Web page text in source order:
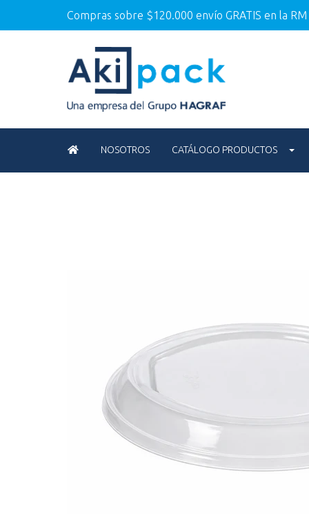
Compras sobre $120.000 envío GRATIS en la RM
NOSOTROS CATÁLOGO PRODUCTOS